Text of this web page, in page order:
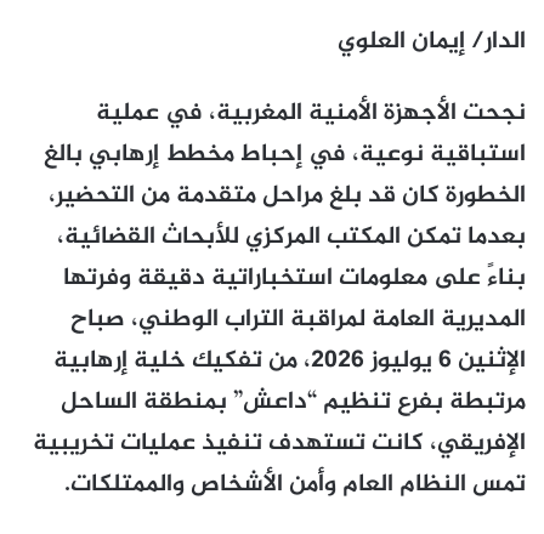
الدار/ إيمان العلوي
نجحت الأجهزة الأمنية المغربية، في عملية
استباقية نوعية، في إحباط مخطط إرهابي بالغ
الخطورة كان قد بلغ مراحل متقدمة من التحضير،
بعدما تمكن المكتب المركزي للأبحاث القضائية،
بناءً على معلومات استخباراتية دقيقة وفرتها
المديرية العامة لمراقبة التراب الوطني، صباح
الإثنين 6 يوليوز 2026، من تفكيك خلية إرهابية
مرتبطة بفرع تنظيم “داعش” بمنطقة الساحل
الإفريقي، كانت تستهدف تنفيذ عمليات تخريبية
تمس النظام العام وأمن الأشخاص والممتلكات.